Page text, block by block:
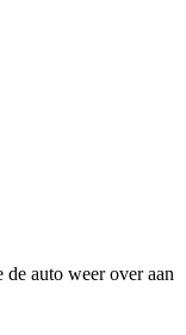
auto weer over aan